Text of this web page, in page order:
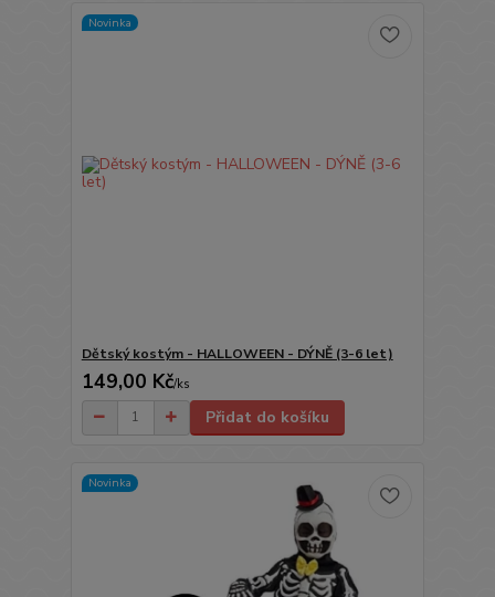
Novinka
Dětský kostým - HALLOWEEN - DÝNĚ (3-6 let)
149,00 Kč/ks
Přidat do košíku
Novinka